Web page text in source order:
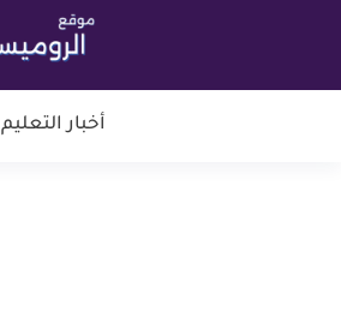
أخبار التعليم